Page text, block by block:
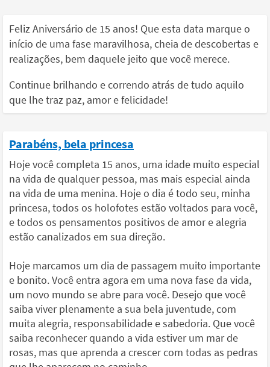
Feliz Aniversário de 15 anos! Que esta data marque o
início de uma fase maravilhosa, cheia de descobertas e
realizações, bem daquele jeito que você merece.
Continue brilhando e correndo atrás de tudo aquilo
que lhe traz paz, amor e felicidade!
Parabéns, bela princesa
Hoje você completa 15 anos, uma idade muito especial
na vida de qualquer pessoa, mas mais especial ainda
na vida de uma menina. Hoje o dia é todo seu, minha
princesa, todos os holofotes estão voltados para você,
e todos os pensamentos positivos de amor e alegria
estão canalizados em sua direção.
Hoje marcamos um dia de passagem muito importante
e bonito. Você entra agora em uma nova fase da vida,
um novo mundo se abre para você. Desejo que você
saiba viver plenamente a sua bela juventude, com
muita alegria, responsabilidade e sabedoria. Que você
saiba reconhecer quando a vida estiver um mar de
rosas, mas que aprenda a crescer com todas as pedras